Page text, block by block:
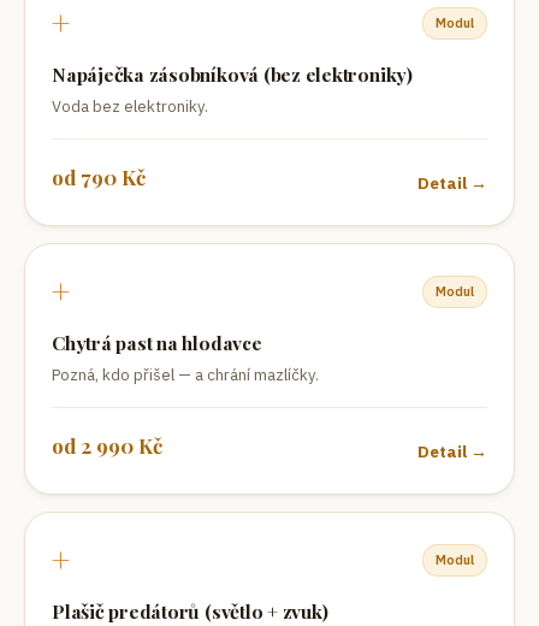
+ Modul
Napáječka zásobníková (bez elektroniky)
Voda bez elektroniky.
od 790 Kč Detail →
+ Modul
Chytrá past na hlodavce
Pozná, kdo přišel — a chrání mazlíčky.
od 2 990 Kč Detail →
+ Modul
Plašič predátorů (světlo + zvuk)